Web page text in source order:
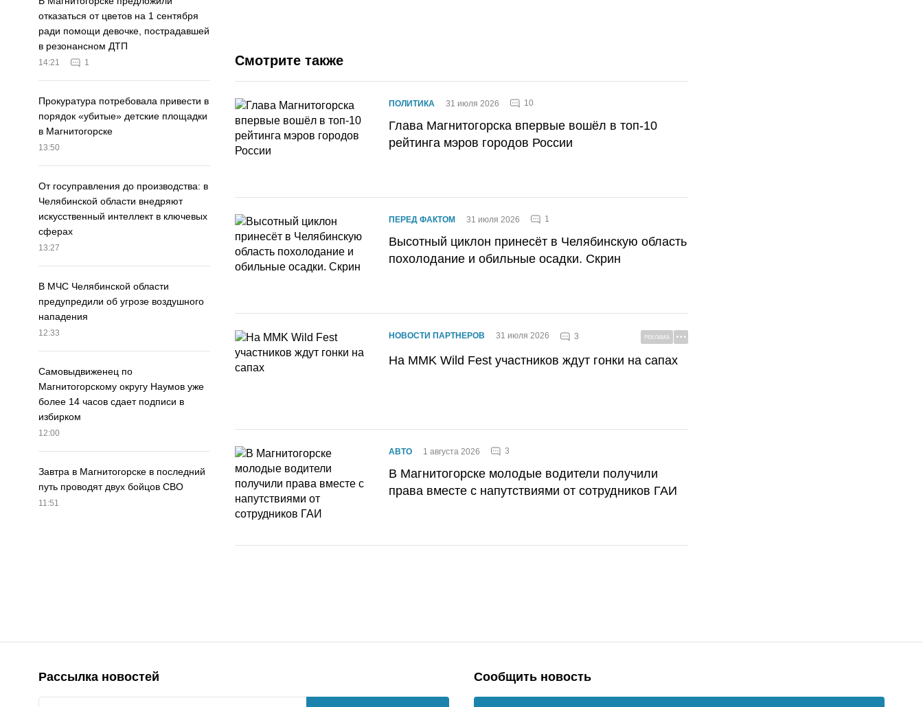
отказаться от цветов на 1 сентября
ради помощи девочке, пострадавшей
в резонансном ДТП
14:21 1
Прокуратура потребовала привести в
порядок «убитые» детские площадки
в Магнитогорске
13:50
От госуправления до производства: в
Челябинской области внедряют
искусственный интеллект в ключевых
сферах
13:27
В МЧС Челябинской области
предупредили об угрозе воздушного
нападения
12:33
Самовыдвиженец по
Магнитогорскому округу Наумов уже
более 14 часов сдает подписи в
избирком
12:00
Завтра в Магнитогорске в последний
путь проводят двух бойцов СВО
11:51
Смотрите также
ПОЛИТИКА 31 июля 2026 10
Глава Магнитогорска впервые вошёл в топ-10
рейтинга мэров городов России
ПЕРЕД ФАКТОМ 31 июля 2026 1
Высотный циклон принесёт в Челябинскую область
похолодание и обильные осадки. Скрин
НОВОСТИ ПАРТНЕРОВ 31 июля 2026 3 РЕКЛАМА
На MMK Wild Fest участников ждут гонки на сапах
АВТО 1 августа 2026 3
В Магнитогорске молодые водители получили
права вместе с напутствиями от сотрудников ГАИ
Рассылка новостей Сообщить новость